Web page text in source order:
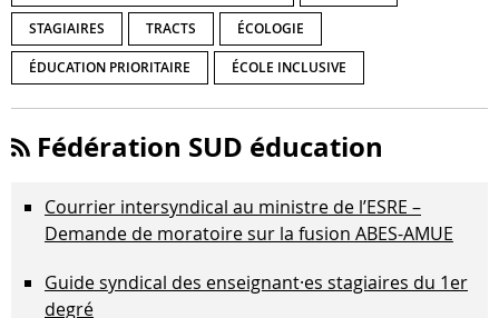
STAGIAIRES TRACTS ÉCOLOGIE
ÉDUCATION PRIORITAIRE ÉCOLE INCLUSIVE
Fédération SUD éducation
Courrier intersyndical au ministre de l’ESRE –
Demande de moratoire sur la fusion ABES-AMUE
Guide syndical des enseignant·es stagiaires du 1er
degré